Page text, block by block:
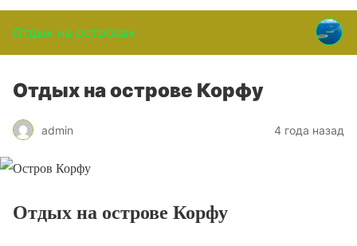
Отдых на островах
Отдых на острове Корфу
admin 4 года назад
Отдых на острове Корфу